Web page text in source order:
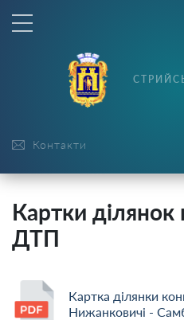
Контакти
Картки ділянок
ДТП
Картка ділянки
Нижанковичі -